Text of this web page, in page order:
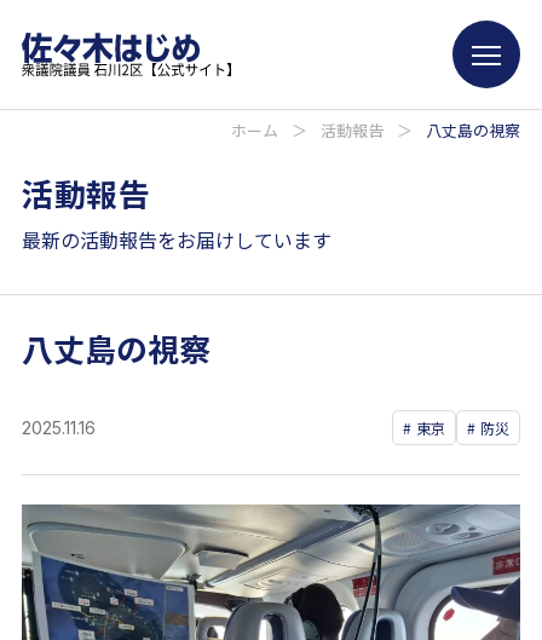
ホーム ＞ 活動報告 ＞ 八丈島の視察
活動報告
最新の活動報告をお届けしています
八丈島の視察
2025.11.16 東京 防災